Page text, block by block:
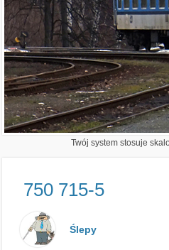
Twój system stosuje
750 715-5
Ślepy